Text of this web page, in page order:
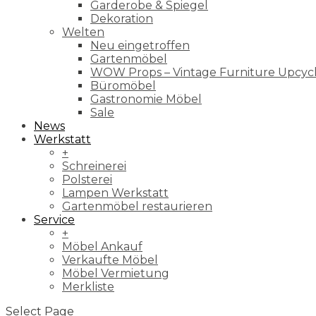
Garderobe & Spiegel
Dekoration
Welten
Neu eingetroffen
Gartenmöbel
WOW Props – Vintage Furniture
Büromöbel
Gastronomie Möbel
Sale
News
Werkstatt
+
Schreinerei
Polsterei
Lampen Werkstatt
Gartenmöbel restaurieren
Service
+
Möbel Ankauf
Verkaufte Möbel
Möbel Vermietung
Merkliste
Select Page